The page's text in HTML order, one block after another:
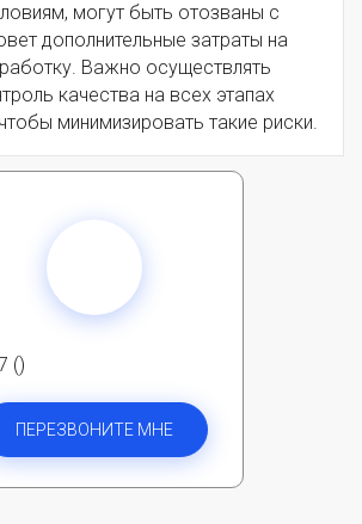
могут быть отозваны с
дополнительные затраты на
Важно осуществлять
качества на всех этапах
минимизировать такие риски.
()
ПЕРЕЗВОНИТЕ МНЕ